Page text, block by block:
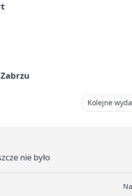
Kolejne
nie było